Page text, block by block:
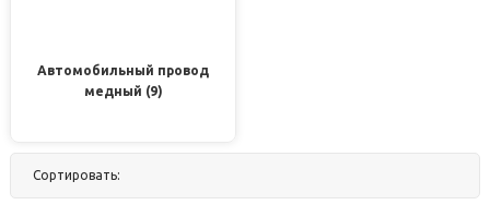
Автомобильный провод
медный (9)
Сортировать: